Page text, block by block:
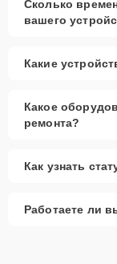
Сколько
вашего
Какие
Какое
ремонта?
Как узнать
Работаете ли